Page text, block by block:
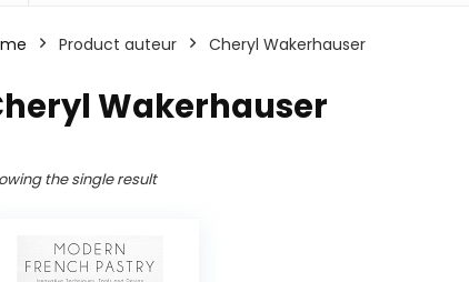
Product auteur Cheryl Wakerhauser
Wakerhauser
the single result